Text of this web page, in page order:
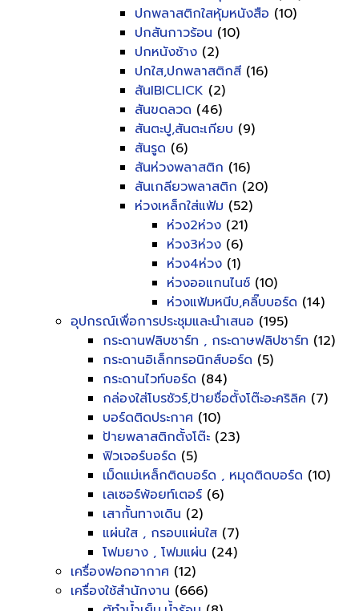
ปกพลาสติกใสหุ้มหนังสือ (10)
ปกสันกาวร้อน (10)
ปกหนังช้าง (2)
ปกใส,ปกพลาสติกสี (16)
สันIBICLICK (2)
สันขดลวด (46)
สันตะปู,สันตะเกียบ (9)
สันรูด (6)
สันห่วงพลาสติก (16)
สันเกลียวพลาสติก (20)
ห่วงเหล็กใส่แฟ้ม (52)
ห่วง2ห่วง (21)
ห่วง3ห่วง (6)
ห่วง4ห่วง (1)
ห่วงออแกนไนซ์ (10)
ห่วงแฟ้มหนีบ,คลิ๊บบอร์ด (14)
อุปกรณ์เพื่อการประชุมและนำเสนอ (195)
กระดานฟลิบชาร์ท , กระดาษฟลิปชาร์ท (12)
กระดานอิเล็กทรอนิกส์บอร์ด (5)
กระดานไวท์บอร์ด (84)
กล่องใส่โบรชัวร์,ป้ายชื่อตั้งโต๊ะอะคริลิค (7)
บอร์ดติดประกาศ (10)
ป้ายพลาสติกตั้งโต๊ะ (23)
ฟิวเจอร์บอร์ด (5)
เม็ดแม่เหล็กติดบอร์ด , หมุดติดบอร์ด (10)
เลเซอร์พ้อยท์เตอร์ (6)
เสากั้นทางเดิน (2)
แผ่นใส , กรอบแผ่นใส (7)
โฟมยาง , โฟมแผ่น (24)
เครื่องฟอกอากาศ (12)
เครื่องใช้สำนักงาน (666)